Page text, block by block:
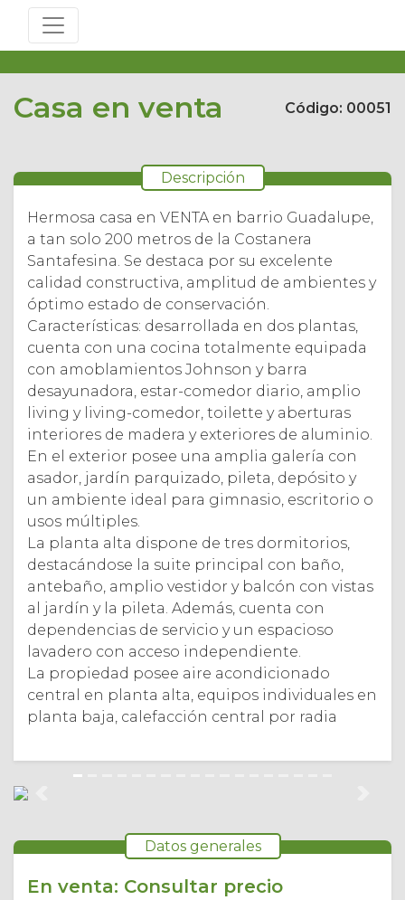
Casa en venta Código: 00051
Descripción
Hermosa casa en VENTA en barrio Guadalupe,
a tan solo 200 metros de la Costanera
Santafesina. Se destaca por su excelente
calidad constructiva, amplitud de ambientes y
óptimo estado de conservación.
Características: desarrollada en dos plantas,
cuenta con una cocina totalmente equipada
con amoblamientos Johnson y barra
desayunadora, estar-comedor diario, amplio
living y living-comedor, toilette y aberturas
interiores de madera y exteriores de aluminio.
En el exterior posee una amplia galería con
asador, jardín parquizado, pileta, depósito y
un ambiente ideal para gimnasio, escritorio o
usos múltiples.
La planta alta dispone de tres dormitorios,
destacándose la suite principal con baño,
antebaño, amplio vestidor y balcón con vistas
al jardín y la pileta. Además, cuenta con
dependencias de servicio y un espacioso
lavadero con acceso independiente.
La propiedad posee aire acondicionado
central en planta alta, equipos individuales en
planta baja, calefacción central por radia
Datos generales
En venta: Consultar precio